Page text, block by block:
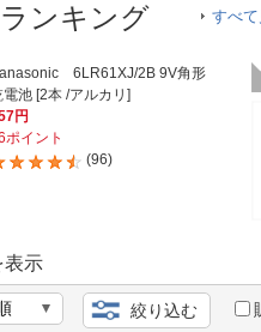
よくある質問・お問合せ
ご利用規約
ンキング すべ
6LR61XJ/2B 9V角形
電池 [2本 /アルカリ]
円
ポイント
(96)
表示
絞り込む